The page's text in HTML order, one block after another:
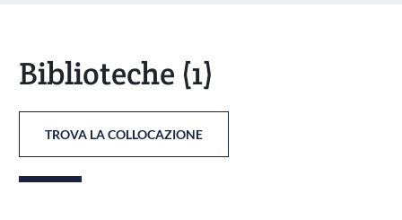
Biblioteche (1)
TROVA LA COLLOCAZIONE